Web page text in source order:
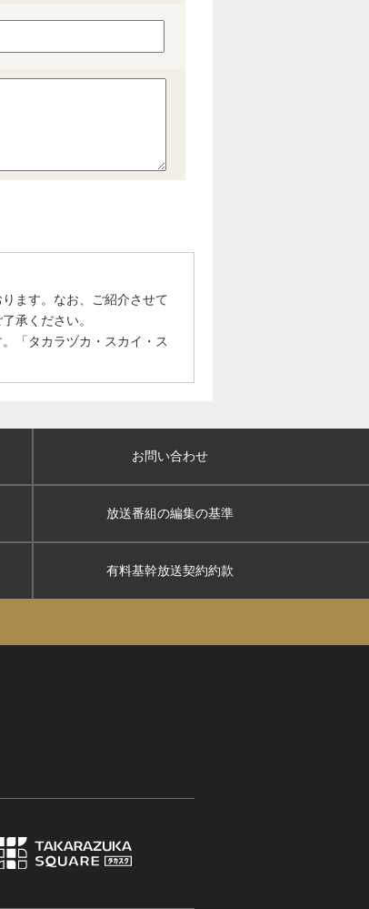
ます。なお、ご紹介させて
承ください。
「タカラヅカ・スカイ・ス
お問い合わせ
放送番組の編集の基準
有料基幹放送契約約款